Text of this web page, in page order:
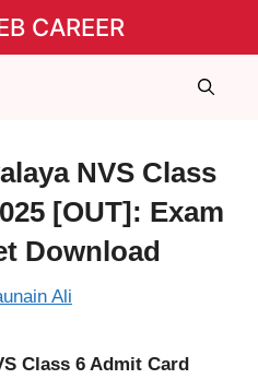
CAREER
NVS Class
[OUT]: Exam
Download
Ali
Class 6 Admit Card